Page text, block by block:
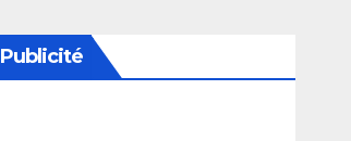
Publicité